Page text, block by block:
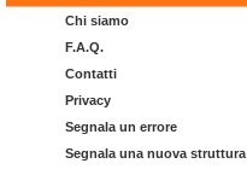
Chi siamo
F.A.Q.
Contatti
Privacy
Segnala un errore
Segnala una nuova struttura